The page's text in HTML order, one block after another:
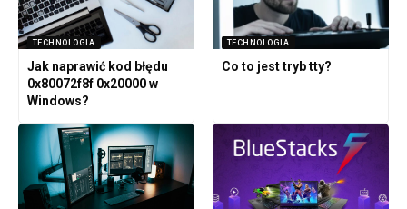
TECHNOLOGIA
Jak naprawić kod błędu
0x80072f8f 0x20000 w
Windows?
TECHNOLOGIA
Co to jest tryb tty?